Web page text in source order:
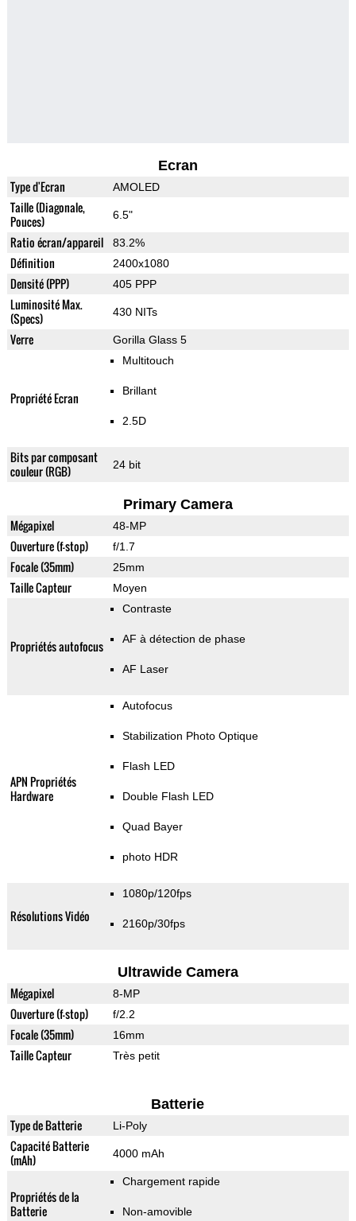
Ecran
Type d'Ecran AMOLED
Taille (Diagonale,
Pouces)
6.5"
Ratio écran/appareil 83.2%
Définition 2400x1080
Densité (PPP) 405 PPP
Luminosité Max.
(Specs)
430 NITs
Verre Gorilla Glass 5
Propriété Ecran
Multitouch
Brillant
2.5D
Bits par composant
couleur (RGB)
24 bit
Primary Camera
Mégapixel 48-MP
Ouverture (f-stop) f/1.7
Focale (35mm) 25mm
Taille Capteur Moyen
Propriétés autofocus
Contraste
AF à détection de phase
AF Laser
APN Propriétés
Hardware
Autofocus
Stabilization Photo Optique
Flash LED
Double Flash LED
Quad Bayer
photo HDR
Résolutions Vidéo
1080p/120fps
2160p/30fps
Ultrawide Camera
Mégapixel 8-MP
Ouverture (f-stop) f/2.2
Focale (35mm) 16mm
Taille Capteur Très petit
Batterie
Type de Batterie Li-Poly
Capacité Batterie
(mAh)
4000 mAh
Propriétés de la
Batterie
Chargement rapide
Non-amovible